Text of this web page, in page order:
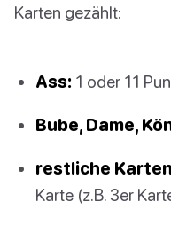
Karten gezählt:
Ass: 1 oder 11
Bube, Dame,
restliche
Karte (z.B. 3er